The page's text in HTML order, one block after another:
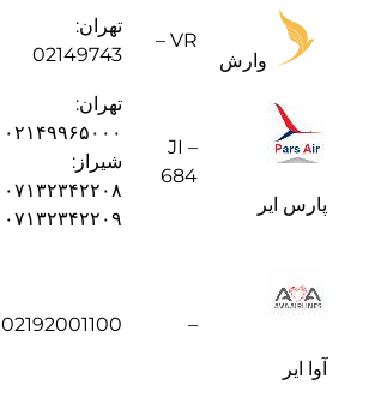
وارش
VR –
تهران:
02149743
پارس ایر
JI –
684
تهران:
۰۲۱۴۹۹۶۵۰۰۰
شیراز:
۰۷۱۳۲۳۴۲۲۰۸
۰۷۱۳۲۳۴۲۲۰۹
آوا ایر
–
02192001100